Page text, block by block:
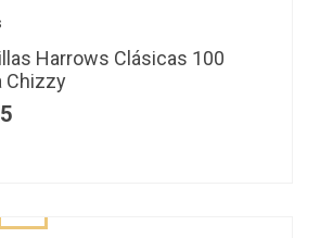
Harrows Clásicas 100
Chizzy
precio
actual
es:
₡935.